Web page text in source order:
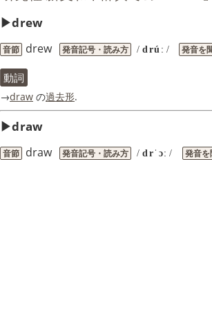
drew
音節 drew 発音記号・読み方 / drúː / 発音を
動詞
→draw の過去形.
draw
音節 draw 発音記号・読み方 / drˈɔː / 発音を